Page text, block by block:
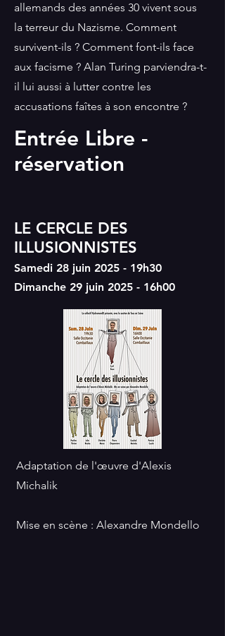
Entrée Libre -
réservation
allemands des années 30 vivent sous
la terreur du Nazisme. Comment
survivent-ils ? Comment font-ils face
aux facisme ? Alan Turing parviendra-t-
il lui aussi à lutter contre les
accusations faîtes à son encontre ?
LE CERCLE DES
ILLUSIONNISTES
Samedi 28 juin 2025 - 19h30
Dimanche 29 juin 2025 - 16h00
Adaptation de l'œuvre d'Alexis
Michalik
Mise en scène : Alexandre Mondello